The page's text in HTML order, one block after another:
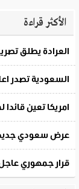
الأكثر قراءة